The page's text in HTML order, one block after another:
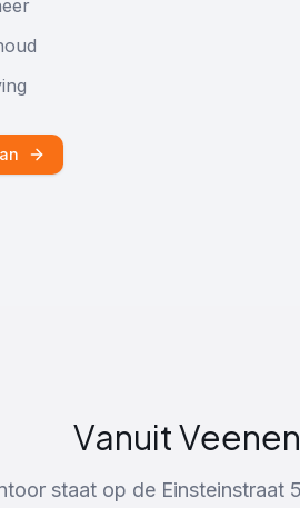
Vanuit
staat op de Einsteinstraat